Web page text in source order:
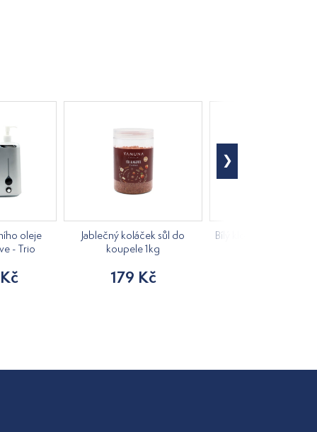
oleje
- Trio
Jablečný koláček sůl do
koupele 1kg
179 Kč
Bílý klobouk do sauny